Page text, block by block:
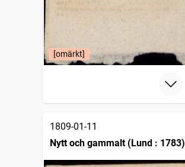
[omärkt]
1809-01-11
Nytt och gammalt (Lund : 1783)